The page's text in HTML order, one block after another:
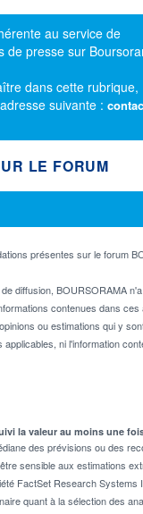
au service de
de presse sur
dans cette rubrique,
suivante :
LE FORUM
présentes sur le forum
diffusion, BOURSORAMA
contenues dans
ou estimations qui y
ni l'information
la valeur au moins une
des prévisions ou des
sensible aux estimations
FactSet Research
quant à la sélection des